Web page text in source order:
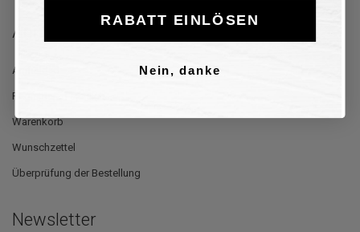
Anmeldung
Anmelden
Registrieren sie sich
Warenkorb
Wunschzettel
Überprüfung der Bestellung
Newsletter
RABATT EINLÖSEN
Nein, danke